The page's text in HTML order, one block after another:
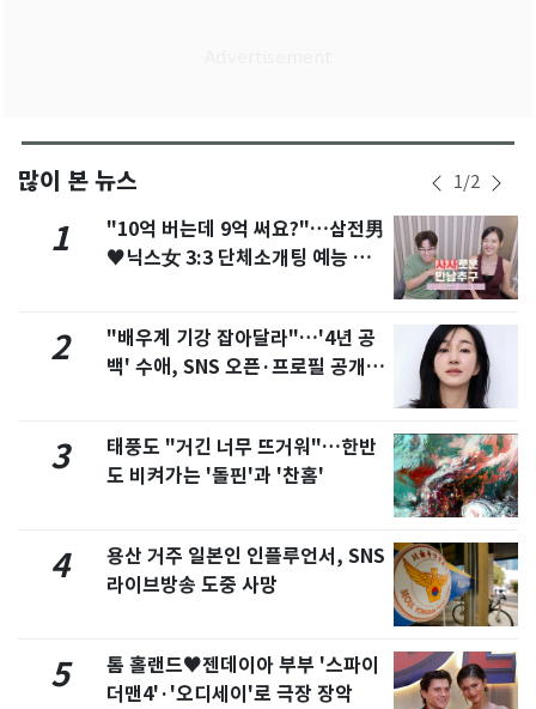
많이 본 뉴스 1/2
1
"10억 버는데 9억 써요?"…삼전男
♥닉스女 3:3 단체소개팅 예능 화
2
"배우계 기강 잡아달라"…'4년 공
백' 수애, SNS 오픈·프로필 공개
3
태풍도 "거긴 너무 뜨거워"…한반
도 비켜가는 '돌핀'과 '찬홈'
4
용산 거주 일본인 인플루언서, SNS
라이브방송 도중 사망
5
톰 홀랜드♥젠데이아 부부 '스파이
더맨4'·'오디세이'로 극장 장악